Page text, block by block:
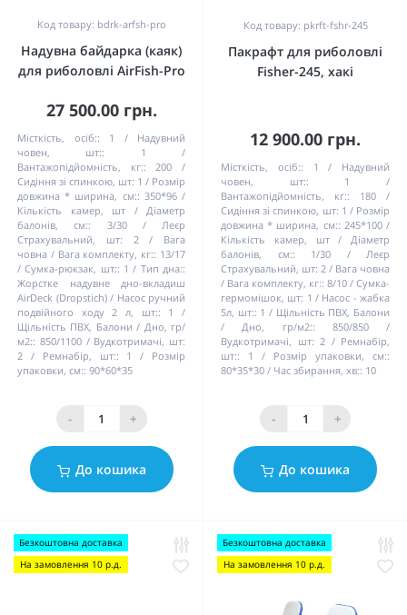
Код товару: bdrk-arfsh-pro
Надувна байдарка (каяк)
для риболовлі AirFish-Pro
27 500.00 грн.
Місткість, осіб:: 1
Надувний
човен, шт::
1
Вантажопідйомність, кг::
200
Сидіння зі спинкою, шт: 1
Розмір
довжина * ширина, см:: 350*96
Кількість камер, шт / Діаметр
балонів, см::
3/30
Леєр
Страхувальний, шт:
2
Вага
човна / Вага комплекту, кг:: 13/17
Сумка-рюкзак, шт:: 1
Тип дна::
Жорстке надувне дно-вкладиш
AirDeck (Dropstich)
Насос ручний
подвійного ходу 2 л, шт::
1
Щільність ПВХ, Балони / Дно, гр/
м2:: 850/1100
Вудкотримачі, шт:
2
Ремнабір, шт:: 1
Розмір
упаковки, см:: 90*60*35
- +
До кошика
Код товару: pkrft-fshr-245
Пакрафт для риболовлі
Fisher-245, хакі
12 900.00 грн.
Місткість, осіб:: 1
Надувний
човен, шт::
1
Вантажопідйомність, кг::
180
Сидіння зі спинкою, шт: 1
Розмір
довжина * ширина, см:: 245*100
Кількість камер, шт / Діаметр
балонів, см::
1/30
Леєр
Страхувальний, шт: 2
Вага човна
/ Вага комплекту, кг:: 8/10
Сумка-
гермомішок, шт: 1
Насос - жабка
5л, шт:: 1
Щільність ПВХ, Балони
/ Дно, гр/м2::
850/850
Вудкотримачі, шт: 2
Ремнабір,
шт::
1
Розмір упаковки, см::
80*35*30
Час збирання, хв:: 10
- +
До кошика
Безкоштовна доставка
На замовлення 10 р.д.
Безкоштовна доставка
На замовлення 10 р.д.